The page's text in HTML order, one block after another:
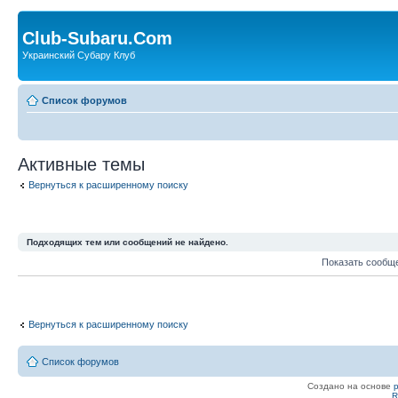
Club-Subaru.Com
Украинский Субару Клуб
Список форумов
Активные темы
Вернуться к расширенному поиску
Подходящих тем или сообщений не найдено.
Показать
Вернуться к расширенному поиску
Список форумов
Создано на основе